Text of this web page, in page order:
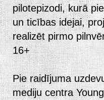
pilotepizodi, kurā
un ticības idejai,
realizēt pirmo
16+
Pie raidījuma
mediju centra